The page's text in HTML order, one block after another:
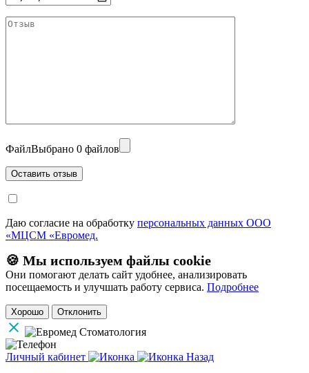
ФайлВыбрано 0 файлов
Даю согласие на обработку персональных данных ООО
«МЦСМ «Евромед.
🍪 Мы используем файлы cookie
Они помогают делать сайт удобнее, анализировать
посещаемость и улучшать работу сервиса. Подробнее
Хорошо Отклонить
Личный кабинет
Назад